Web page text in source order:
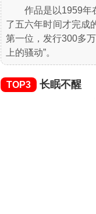
作品是以1959年
了五六年时间才完成
第一位，发行300多
上的骚动”。
TOP3 长眠不醒